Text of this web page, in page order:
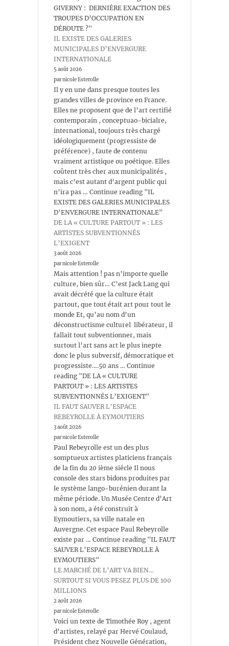
GIVERNY : DERNIÈRE EXACTION DES
TROUPES D’OCCUPATION EN
DÉROUTE ?"
IL EXISTE DES GALERIES
MUNICIPALES D’ENVERGURE
INTERNATIONALE
5 août 2026
par nicole Esterolle
Il y en une dans presque toutes les
grandes villes de province en France.
Elles ne proposent que de l’art certifié
contemporain , conceptuao-bicialre,
international, toujours très chargé
idéologiquement (progressiste de
préférence) , faute de contenu
vraiment artistique ou poétique. Elles
coûtent très cher aux municipalités ,
mais c’est autant d’argent public qui
n’ira pas … Continue reading "IL
EXISTE DES GALERIES MUNICIPALES
D’ENVERGURE INTERNATIONALE"
DE LA « CULTURE PARTOUT » : LES
ARTISTES SUBVENTIONNÉS
L’EXIGENT
3 août 2026
par nicole Esterolle
Mais attention ! pas n’importe quelle
culture, bien sûr… C’est Jack Lang qui
avait décrété que la culture était
partout, que tout était art pour tout le
monde Et, qu’au nom d’un
déconstructisme culturel libérateur, il
fallait tout subventionner, mais
surtout l’art sans art le plus inepte
donc le plus subversif, démocratique et
progressiste….50 ans … Continue
reading "DE LA « CULTURE
PARTOUT » : LES ARTISTES
SUBVENTIONNÉS L’EXIGENT"
IL FAUT SAUVER L’ESPACE
REBEYROLLE À EYMOUTIERS
3 août 2026
par nicole Esterolle
Paul Rebeyrolle est un des plus
somptueux artistes platiciens français
de la fin du 20 ième siécle Il nous
console des stars bidons produites par
le système lango-burénien durant la
même période. Un Musée Centre d’Art
à son nom, a été construit à
Eymoutiers, sa ville natale en
Auvergne. Cet espace Paul Rebeyrolle
existe par … Continue reading "IL FAUT
SAUVER L’ESPACE REBEYROLLE À
EYMOUTIERS"
LE MARCHÉ DE L’ART VA BIEN…
SURTOUT SI VOUS PESEZ PLUS DE 100
MILLIONS
2 août 2026
par nicole Esterolle
Voici un texte de Timothée Roy , agent
d’artistes, relayé par Hervé Coulaud,
Président chez Nouvelle Génération,